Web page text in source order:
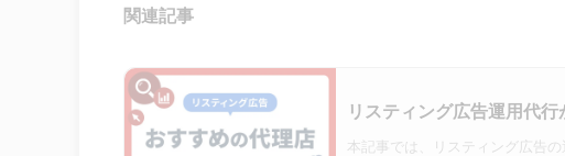
関連記事
リスティング広告運用代
本記事では、リスティング広告